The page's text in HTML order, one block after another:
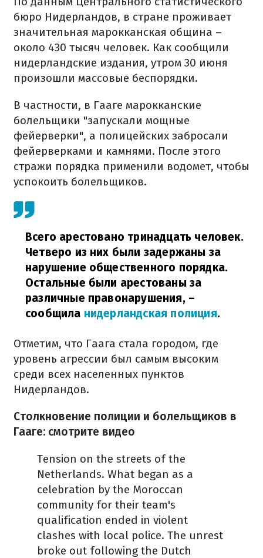
бюро Нидерландов, в стране проживает
значительная марокканская община –
около 430 тысяч человек. Как сообщили
нидерландские издания, утром 30 июня
произошли массовые беспорядки.
В частности, в Гааге марокканские
болельщики "запускали мощные
фейерверки", а полицейских забросали
фейерверками и камнями. После этого
стражи порядка применили водомет, чтобы
успокоить болельщиков.
Всего арестовано тринадцать человек.
Четверо из них были задержаны за
нарушение общественного порядка.
Остальные были арестованы за
различные правонарушения, –
сообщила нидерландская полиция.
Отметим, что Гаага стала городом, где
уровень агрессии был самым высоким
среди всех населенных пунктов
Нидерландов.
Столкновение полиции и болельщиков в
Гааге: смотрите видео
Tension on the streets of the
Netherlands. What began as a
celebration by the Moroccan
community for their team's
qualification ended in violent
clashes with local police. The unrest
broke out following the Dutch